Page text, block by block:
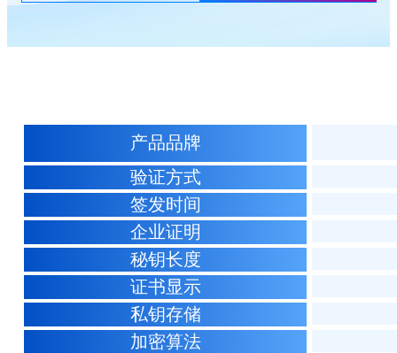
产品品牌
验证方式
签发时间
企业证明
秘钥长度
证书显示
私钥存储
加密算法